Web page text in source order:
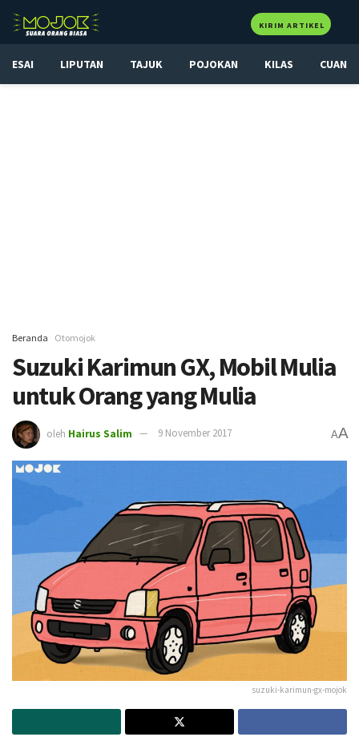
KIRIM ARTIKEL
ESAI LIPUTAN TAJUK POJOKAN KILAS CUAN
Beranda Otomojok
Suzuki Karimun GX, Mobil Mulia
untuk Orang yang Mulia
oleh Hairus Salim 9 November 2017 AA
suzuki-karimun-gx-mojok